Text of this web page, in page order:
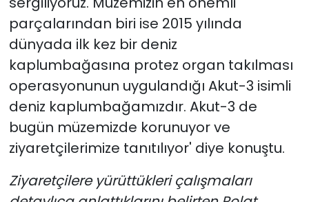
parçalarından biri ise 2015 yılında
dünyada ilk kez bir deniz
kaplumbağasına protez organ takılması
operasyonunun uygulandığı Akut-3 isimli
deniz kaplumbağamızdır. Akut-3 de
bugün müzemizde korunuyor ve
ziyaretçilerimize tanıtılıyor' diye konuştu.
Ziyaretçilere yürüttükleri çalışmaları